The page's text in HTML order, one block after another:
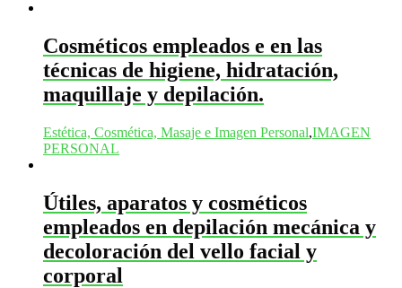
Cosméticos empleados e en las
técnicas de higiene, hidratación,
maquillaje y depilación.
Estética, Cosmética, Masaje e Imagen Personal,IMAGEN
PERSONAL
Útiles, aparatos y cosméticos
empleados en depilación mecánica y
decoloración del vello facial y
corporal